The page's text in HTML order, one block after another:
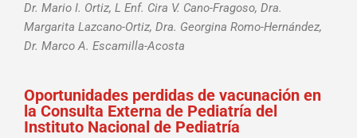
Dr. Mario I. Ortiz, L Enf. Cira V. Cano-Fragoso, Dra.
Margarita Lazcano-Ortiz, Dra. Georgina Romo-Hernández,
Dr. Marco A. Escamilla-Acosta
Oportunidades perdidas de vacunación en
la Consulta Externa de Pediatría del
Instituto Nacional de Pediatría